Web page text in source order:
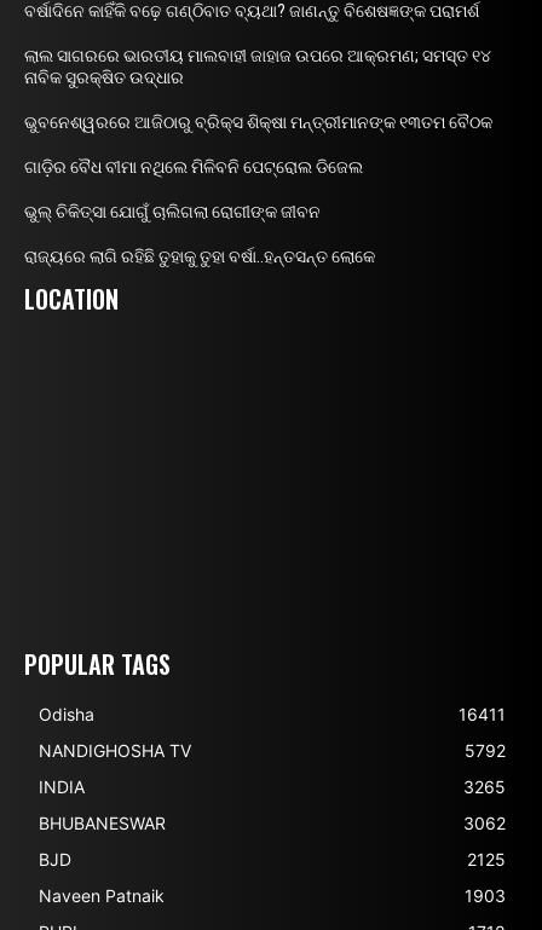
ବର୍ଷାଦିନେ କାହିଁକି ବଢ଼େ ଗଣ୍ଠିବାତ ବ୍ୟଥା? ଜାଣନ୍ତୁ ବିଶେଷଜ୍ଞଙ୍କ ପରାମର୍ଶ
ଲାଲ ସାଗରରେ ଭାରତୀୟ ମାଲବାହୀ ଜାହାଜ ଉପରେ ଆକ୍ରମଣ; ସମସ୍ତ ୧୪
ନାବିକ ସୁରକ୍ଷିତ ଉଦ୍ଧାର
ଭୁବନେଶ୍ୱରରେ ଆଜିଠାରୁ ବ୍ରିକ୍ସ ଶିକ୍ଷା ମନ୍ତ୍ରୀମାନଙ୍କ ୧୩ତମ ବୈଠକ
ଗାଡ଼ିର ବୈଧ ବୀମା ନଥିଲେ ମିଳିବନି ପେଟ୍ରୋଲ ଡିଜେଲ
ଭୁଲ୍ ଚିକିତ୍ସା ଯୋଗୁଁ ଚାଲିଗଲା ରୋଗୀଙ୍କ ଜୀବନ
ରାଜ୍ୟରେ ଲାଗି ରହିଛି ତୁହାକୁ ତୁହା ବର୍ଷା..ହନ୍ତସନ୍ତ ଲୋକେ
LOCATION
POPULAR TAGS
Odisha
16411
NANDIGHOSHA TV
5792
INDIA
3265
BHUBANESWAR
3062
BJD
2125
Naveen Patnaik
1903